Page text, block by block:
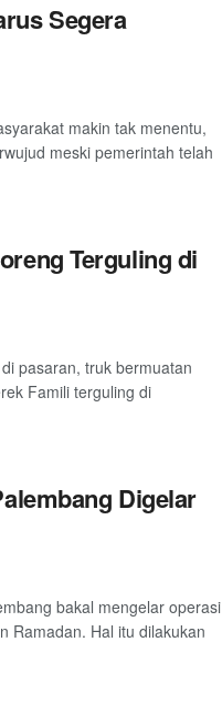
Segera
makin tak menentu,
meski pemerintah telah
Terguling di
pasaran, truk bermuatan
Famili terguling di
Digelar
bakal mengelar operasi
Ramadan. Hal itu dilakukan